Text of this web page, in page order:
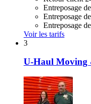
Entreposage
Entreposage
Entreposage
Voir les tarifs
3
U-Haul Moving